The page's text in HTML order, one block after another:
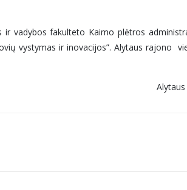
ir vadybos fakulteto Kaimo plėtros
vystymas ir inovacijos”. Alytaus rajono